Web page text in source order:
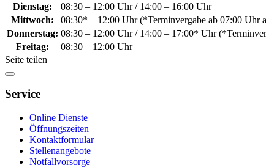
Dienstag:
08:30 – 12:00 Uhr / 14:00 – 16:00 Uhr
Mittwoch:
08:30* – 12:00 Uhr (*Terminvergabe ab 07:00 Uhr
Donnerstag: 08:30 – 12:00 Uhr / 14:00 – 17:00* Uhr
Freitag:
08:30 – 12:00 Uhr
Seite teilen
Service
Online Dienste
Öffnungszeiten
Kontaktformular
Stellenangebote
Notfallvorsorge